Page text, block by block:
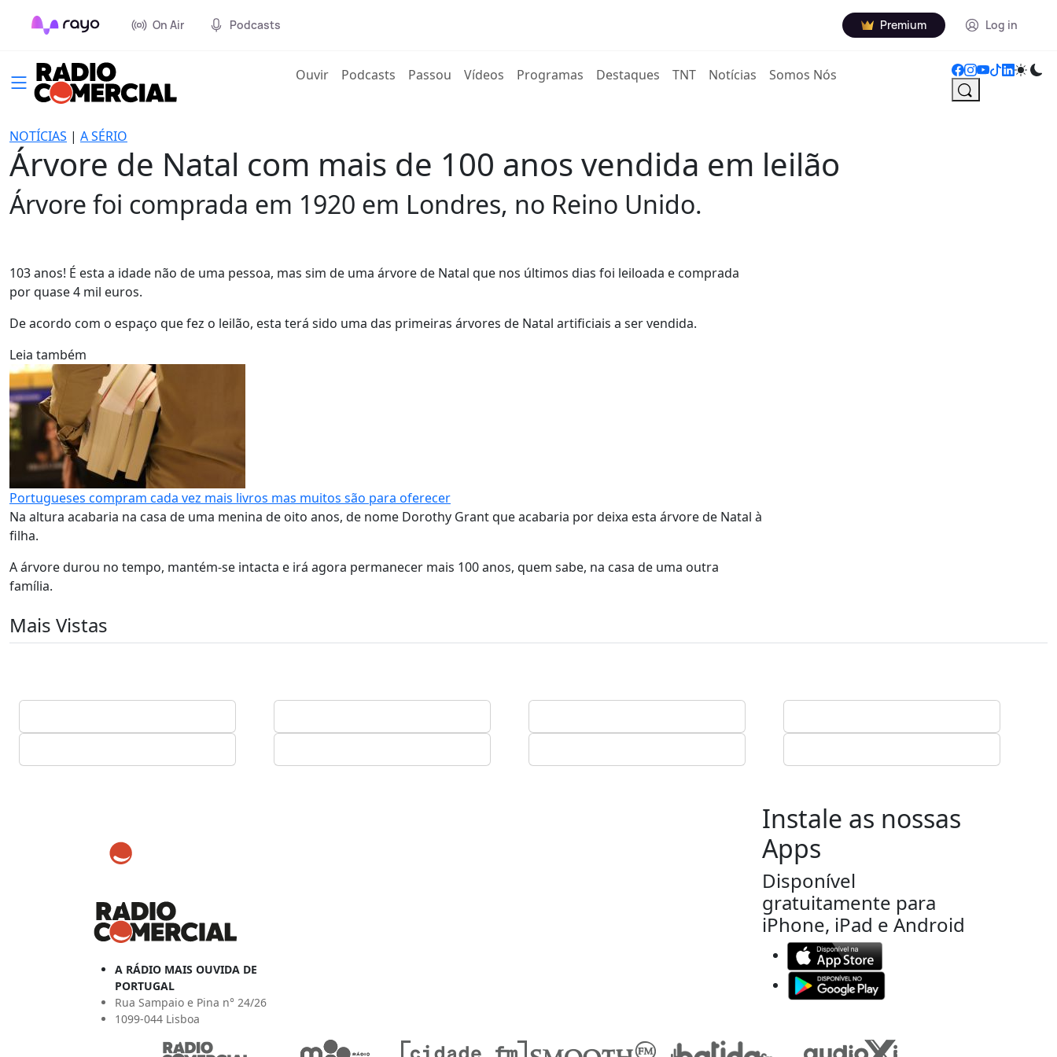
On Air Podcasts Premium Log in
Ouvir(current)
Podcasts Passou Vídeos Programas Destaques TNT Notícias Somos Nós
NOTÍCIAS | A SÉRIO
Árvore de Natal com mais de 100 anos vendida em leilão
Árvore foi comprada em 1920 em Londres, no Reino Unido.
103 anos! É esta a idade não de uma pessoa, mas sim de uma árvore de Natal que nos últimos dias foi leiloada e comprada
por quase 4 mil euros.
De acordo com o espaço que fez o leilão, esta terá sido uma das primeiras árvores de Natal artificiais a ser vendida.
Leia também
Portugueses compram cada vez mais livros mas muitos são para oferecer
Na altura acabaria na casa de uma menina de oito anos, de nome Dorothy Grant que acabaria por deixa esta árvore de Natal à
filha.
A árvore durou no tempo, mantém-se intacta e irá agora permanecer mais 100 anos, quem sabe, na casa de uma outra
família.
Mais Vistas
A RÁDIO MAIS OUVIDA DE
PORTUGAL
Rua Sampaio e Pina n° 24/26
1099-044 Lisboa
Instale as nossas
Apps
Disponível
gratuitamente para
iPhone, iPad e Android